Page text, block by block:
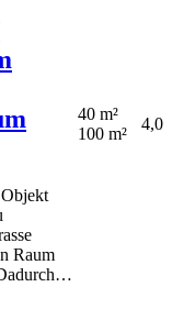
Raum
40 m²
100 m²
4,0